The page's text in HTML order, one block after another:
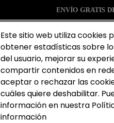
ENVÍO GRATIS
Guantes Ropa
Logo Tee
Este sitio web utiliza cookies
obtener estadísticas sobre
del usuario, mejorar su
compartir contenidos en
aceptar o rechazar las
cuáles quiere deshabilitar.
información en nuestra
información